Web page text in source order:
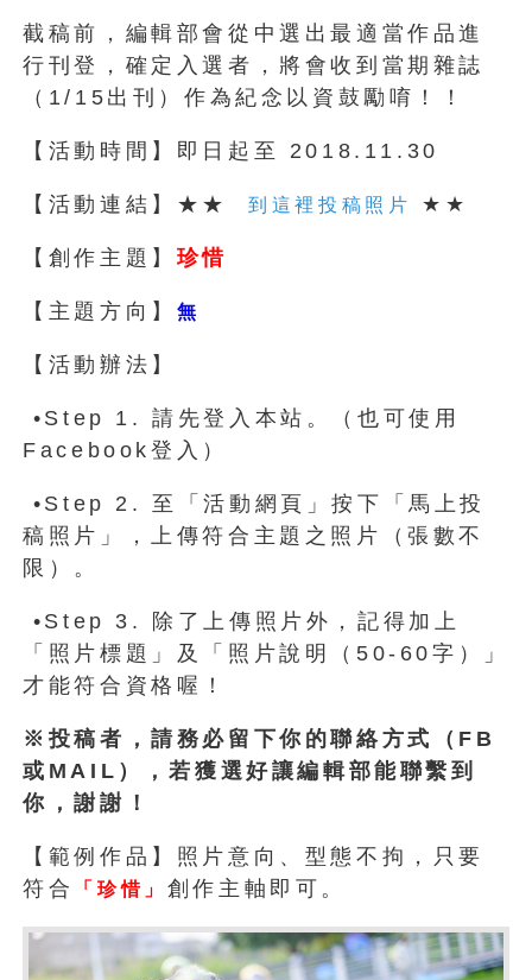
截稿前，編輯部會從中選出最適當作品進
行刊登，確定入選者，將會收到當期雜誌
（1/15出刊）作為紀念以資鼓勵唷！！
【活動時間】即日起至 2018.11.30
【活動連結】★★到這裡投稿照片 ★★
【創作主題】 珍惜
【主題方向】 無
【活動辦法】
•Step 1. 請先登入本站。（也可使用
Facebook登入）
•Step 2. 至「活動網頁」按下「馬上投
稿照片」，上傳符合主題之照片（張數不
限）。
•Step 3. 除了上傳照片外，記得加上
「照片標題」及「照片說明（50-60字）」
才能符合資格喔！
※投稿者，請務必留下你的聯絡方式（FB
或MAIL），若獲選好讓編輯部能聯繫到
你，謝謝！
【範例作品】照片意向、型態不拘，只要
符合
「 珍惜 」 創作主軸即可。